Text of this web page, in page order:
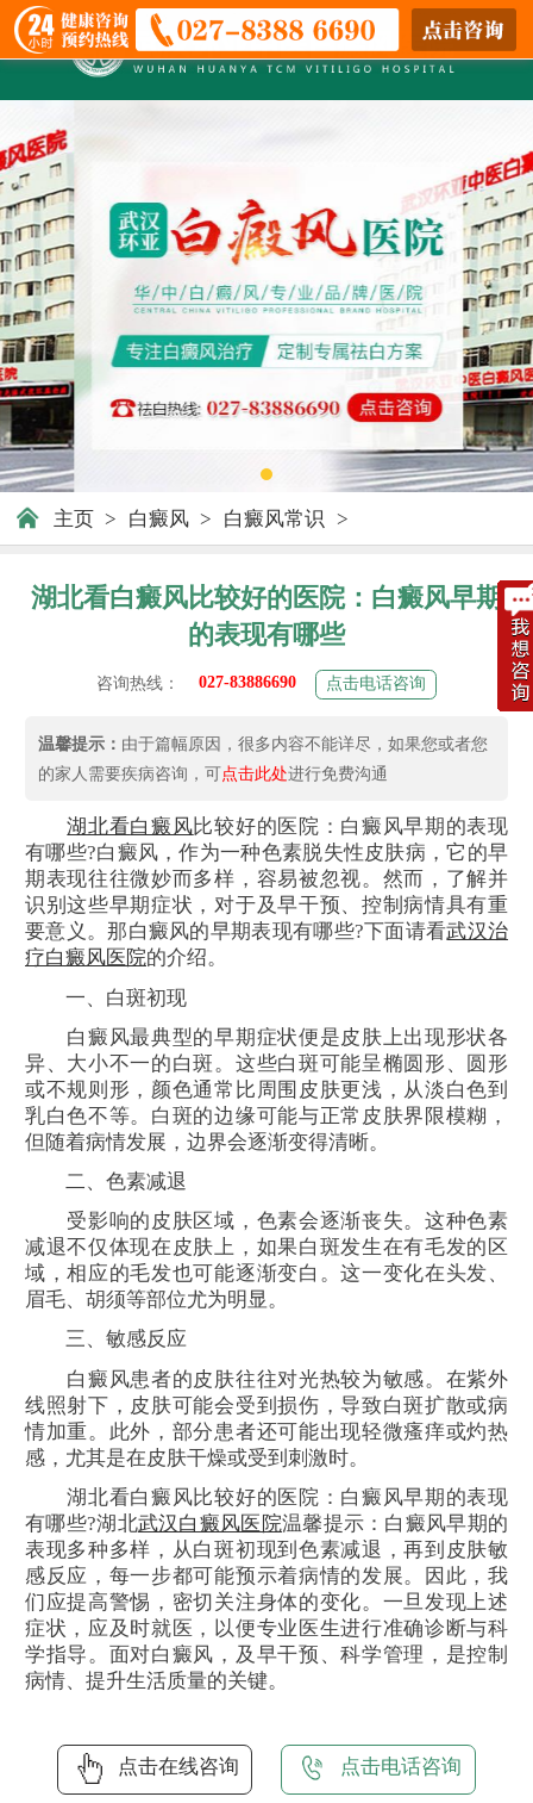
主页 > 白癜风 > 白癜风常识 >
湖北看白癜风比较好的医院：白癜风早期
的表现有哪些
咨询热线： 027-83886690 点击电话咨询
温馨提示： 由于篇幅原因，很多内容不能详尽，如果您或者您
的家人需要疾病咨询，可点击此处进行免费沟通
湖北看白癜风比较好的医院：白癜风早期的表现
有哪些?白癜风，作为一种色素脱失性皮肤病，它的早
期表现往往微妙而多样，容易被忽视。然而，了解并
识别这些早期症状，对于及早干预、控制病情具有重
要意义。那白癜风的早期表现有哪些?下面请看武汉治
疗白癜风医院的介绍。
一、白斑初现
白癜风最典型的早期症状便是皮肤上出现形状各
异、大小不一的白斑。这些白斑可能呈椭圆形、圆形
或不规则形，颜色通常比周围皮肤更浅，从淡白色到
乳白色不等。白斑的边缘可能与正常皮肤界限模糊，
但随着病情发展，边界会逐渐变得清晰。
二、色素减退
受影响的皮肤区域，色素会逐渐丧失。这种色素
减退不仅体现在皮肤上，如果白斑发生在有毛发的区
域，相应的毛发也可能逐渐变白。这一变化在头发、
眉毛、胡须等部位尤为明显。
三、敏感反应
白癜风患者的皮肤往往对光热较为敏感。在紫外
线照射下，皮肤可能会受到损伤，导致白斑扩散或病
情加重。此外，部分患者还可能出现轻微瘙痒或灼热
感，尤其是在皮肤干燥或受到刺激时。
湖北看白癜风比较好的医院：白癜风早期的表现
有哪些?湖北武汉白癜风医院温馨提示：白癜风早期的
表现多种多样，从白斑初现到色素减退，再到皮肤敏
感反应，每一步都可能预示着病情的发展。因此，我
们应提高警惕，密切关注身体的变化。一旦发现上述
症状，应及时就医，以便专业医生进行准确诊断与科
学指导。面对白癜风，及早干预、科学管理，是控制
病情、提升生活质量的关键。
点击在线咨询 点击电话咨询